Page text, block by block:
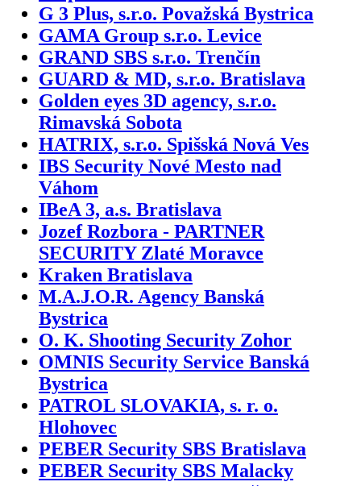
G 3 Plus, s.r.o. Považská Bystrica
GAMA Group s.r.o. Levice
GRAND SBS s.r.o. Trenčín
GUARD & MD, s.r.o. Bratislava
Golden eyes 3D agency, s.r.o.
Rimavská Sobota
HATRIX, s.r.o. Spišská Nová Ves
IBS Security Nové Mesto nad
Váhom
IBeA 3, a.s. Bratislava
Jozef Rozbora - PARTNER
SECURITY Zlaté Moravce
Kraken Bratislava
M.A.J.O.R. Agency Banská
Bystrica
O. K. Shooting Security Zohor
OMNIS Security Service Banská
Bystrica
PATROL SLOVAKIA, s. r. o.
Hlohovec
PEBER Security SBS Bratislava
PEBER Security SBS Malacky